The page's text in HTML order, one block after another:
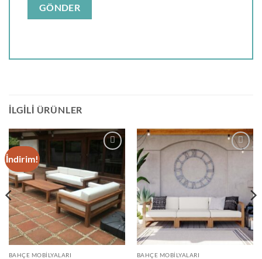
İLGILI ÜRÜNLER
İndirim!
Add to
wishlist
BAHÇE MOBILYALARI BAHÇE MOBILYALARI